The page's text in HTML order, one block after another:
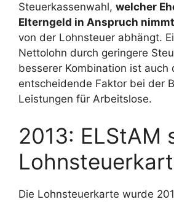
Steuerkassenwahl, welcher
Elterngeld in Anspruch nimmt
von der Lohnsteuer abhängt.
Nettolohn durch geringere
besserer Kombination ist auch
entscheidende Faktor bei der
Leistungen für Arbeitslose.
2013: ELStAM
Die Lohnsteuerkarte wurde